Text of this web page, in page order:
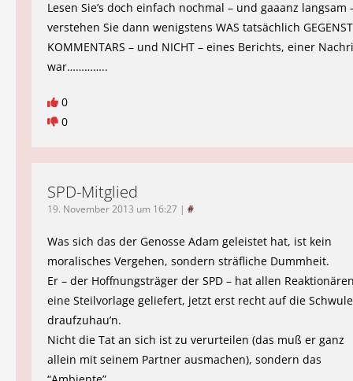
Lesen Sie’s doch einfach nochmal – und gaaanz langsam
verstehen Sie dann wenigstens WAS tatsächlich
KOMMENTARS – und NICHT – eines Berichts, einer
war…………..
0
0
SPD-Mitglied
19. November 2013 um 16:27 | #
Was sich das der Genosse Adam geleistet hat, ist kein
moralisches Vergehen, sondern sträfliche Dummheit.
Er – der Hoffnungsträger der SPD – hat allen
eine Steilvorlage geliefert, jetzt erst recht auf die
draufzuhau’n.
Nicht die Tat an sich ist zu verurteilen (das muß er ganz
allein mit seinem Partner ausmachen), sondern das